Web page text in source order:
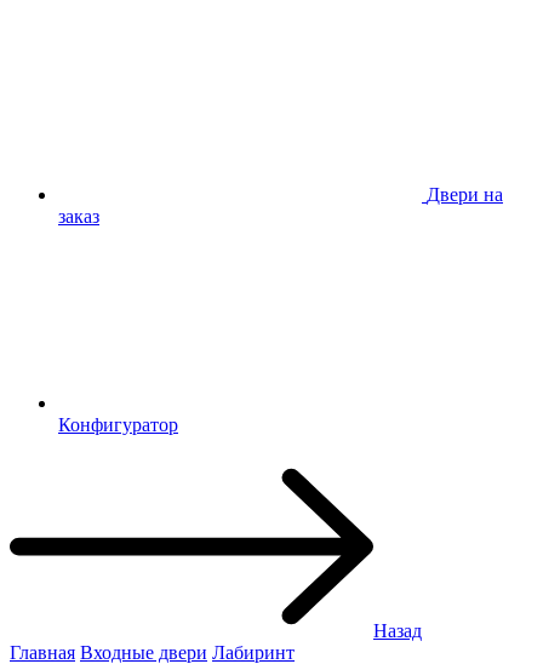
Двери на
заказ
Конфигуратор
Назад
Главная Входные двери Лабиринт